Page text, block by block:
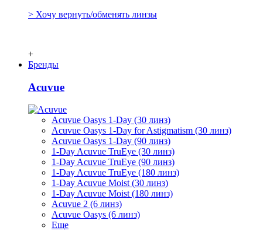
> Хочу вернуть/обменять линзы
+
Бренды
Acuvue
Acuvue Oasys 1-Day (30 линз)
Acuvue Oasys 1-Day for Astigmatism (30 линз)
Acuvue Oasys 1-Day (90 линз)
1-Day Acuvue TruEye (30 линз)
1-Day Acuvue TruEye (90 линз)
1-Day Acuvue TruEye (180 линз)
1-Day Acuvue Moist (30 линз)
1-Day Acuvue Moist (180 линз)
Acuvue 2 (6 линз)
Acuvue Oasys (6 линз)
Еще